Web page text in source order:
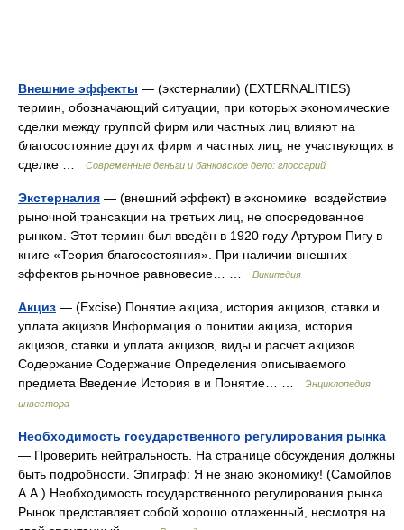
Внешние эффекты — (экстерналии) (EXTERNALITIES)
термин, обозначающий ситуации, при которых экономические
сделки между группой фирм или частных лиц влияют на
благосостояние других фирм и частных лиц, не участвующих в
сделке …
Современные деньги и банковское дело: глоссарий
Экстерналия — (внешний эффект) в экономике воздействие
рыночной трансакции на третьих лиц, не опосредованное
рынком. Этот термин был введён в 1920 году Артуром Пигу в
книге «Теория благосостояния». При наличии внешних
эффектов рыночное равновесие… …
Википедия
Акциз — (Excise) Понятие акциза, история акцизов, ставки и
уплата акцизов Информация о понитии акциза, история
акцизов, ставки и уплата акцизов, виды и расчет акцизов
Содержание Содержание Определения описываемого
предмета Введение История в и Понятие… …
Энциклопедия
инвестора
Необходимость государственного регулирования рынка
— Проверить нейтральность. На странице обсуждения должны
быть подробности. Эпиграф: Я не знаю экономику! (Самойлов
А.А.) Необходимость государственного регулирования рынка.
Рынок представляет собой хорошо отлаженный, несмотря на